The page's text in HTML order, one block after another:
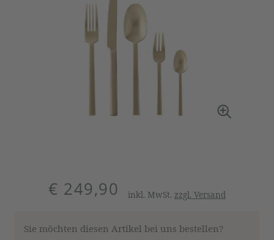
€ 249,90 inkl. MwSt. zzgl. Versand
Sie möchten diesen Artikel bei uns bestellen?